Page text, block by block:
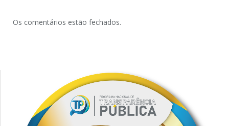
Os comentários estão fechados.